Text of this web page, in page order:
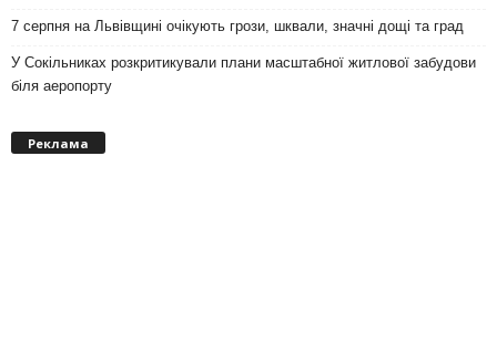
7 серпня на Львівщині очікують грози, шквали, значні дощі та град
У Сокільниках розкритикували плани масштабної житлової забудови
біля аеропорту
Реклама